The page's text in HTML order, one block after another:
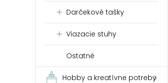
Darčekové tašky
Viazacie stuhy
Ostatné
Hobby a kreatívne potreby